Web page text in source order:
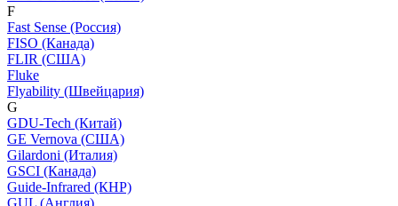
F
Fast Sense (Россия)
FISO (Канада)
FLIR (США)
Fluke
Flyability (Швейцария)
G
GDU-Tech (Китай)
GE Vernova (США)
Gilardoni (Италия)
GSCI (Канада)
Guide-Infrared (КНР)
GUL (Англия)